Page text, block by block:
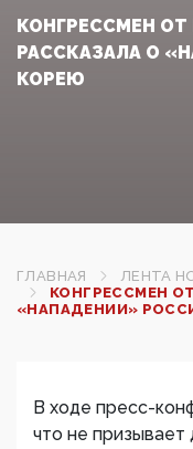
КОНГРЕССМЕН
РАССКАЗАЛА О
КОРЕЮ
ГЛАВНАЯ
ЛЕНТА
КОНГРЕССМЕН
«НАПАДЕНИИ»
В ходе пресс-
что не